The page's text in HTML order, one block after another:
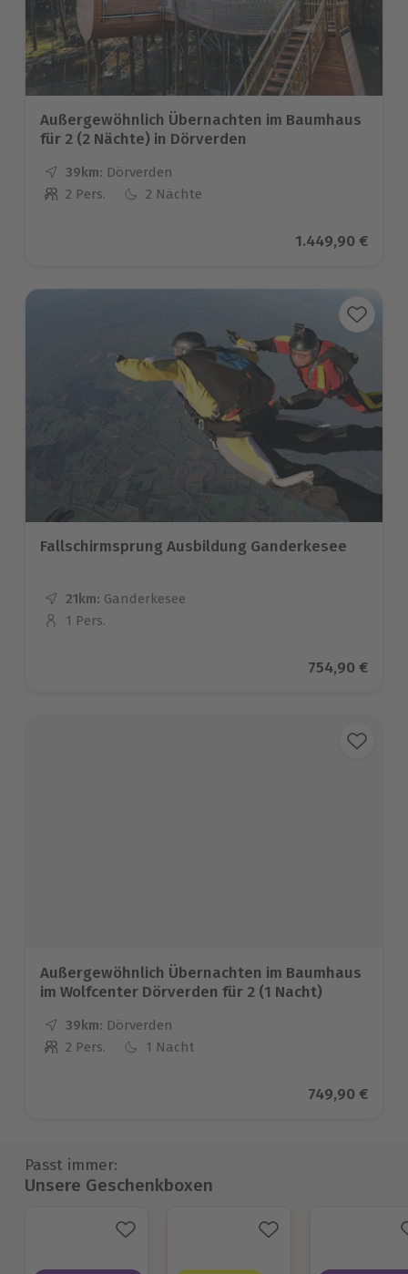
Außergewöhnlich Übernachten im Baumhaus
für 2 (2 Nächte) in Dörverden
39km: Entfernung
Standort
Dörverden
Anzahl der Teilnehmer
2 Pers. 2 Nächte
Aktueller Preis
1.449,90 €
Fallschirmsprung Ausbildung Ganderkesee
21km: Entfernung
Standort
Ganderkesee
Anzahl der Teilnehmer
1 Pers.
Aktueller
754,90 €
Außergewöhnlich Übernachten im Baumhaus
im Wolfcenter Dörverden für 2 (1 Nacht)
39km: Entfernung
Standort
Dörverden
Anzahl der Teilnehmer
2 Pers. 1 Nacht
Aktueller
749,90 €
Passt immer:
Unsere Geschenkboxen